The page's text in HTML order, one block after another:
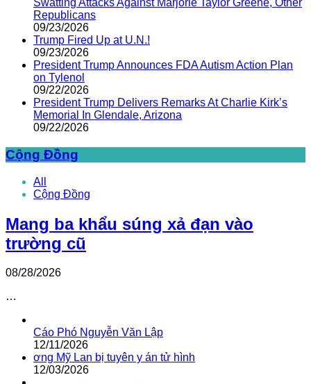
Swatting Attacks Against Marjorie Taylor Greene, Other
Republicans
09/23/2026
Trump Fired Up at U.N.!
09/23/2026
President Trump Announces FDA Autism Action Plan
on Tylenol
09/22/2026
President Trump Delivers Remarks At Charlie Kirk’s
Memorial In Glendale, Arizona
09/22/2026
Cộng Đồng
All
Cộng Đồng
Mang ba khẩu súng xả đạn vào
trường cũ
08/28/2026
…
Cáo Phó Nguyễn Văn Lập
12/11/2026
ơng Mỹ Lan bị tuyên y án tử hình
12/03/2026